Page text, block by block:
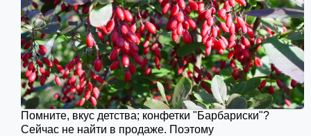
Помните, вкус детства; конфетки "Барбариски"?
Сейчас не найти в продаже. Поэтому